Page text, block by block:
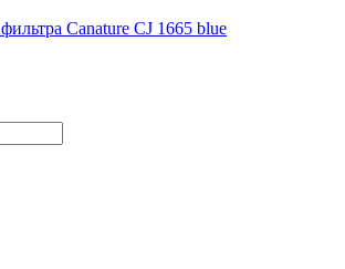
Canature CJ 1665 blue